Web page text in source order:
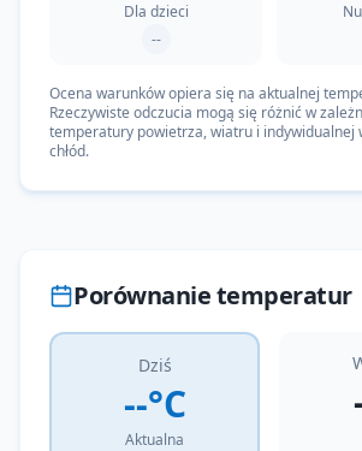
Dla dzieci
--
Ocena warunków opiera się na aktualnej
Rzeczywiste odczucia mogą się różnić w
temperatury powietrza, wiatru i indywidualnej
chłód.
Porównanie temperatur
Dziś
--°C
Aktualna